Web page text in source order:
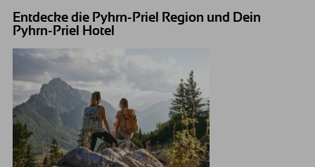
Entdecke die Pyhrn-Priel Region und Dein
Pyhrn-Priel Hotel